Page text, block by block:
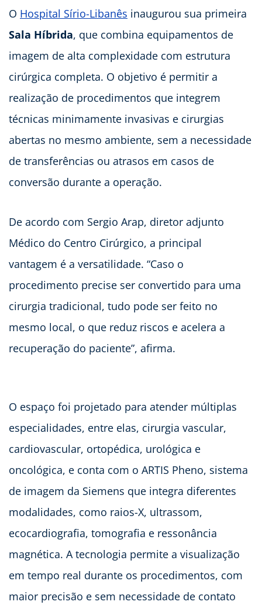
O Hospital Sírio-Libanês inaugurou sua primeira
Sala Híbrida, que combina equipamentos de
imagem de alta complexidade com estrutura
cirúrgica completa. O objetivo é permitir a
realização de procedimentos que integrem
técnicas minimamente invasivas e cirurgias
abertas no mesmo ambiente, sem a necessidade
de transferências ou atrasos em casos de
conversão durante a operação.
De acordo com Sergio Arap, diretor adjunto
Médico do Centro Cirúrgico, a principal
vantagem é a versatilidade. “Caso o
procedimento precise ser convertido para uma
cirurgia tradicional, tudo pode ser feito no
mesmo local, o que reduz riscos e acelera a
recuperação do paciente”, afirma.
O espaço foi projetado para atender múltiplas
especialidades, entre elas, cirurgia vascular,
cardiovascular, ortopédica, urológica e
oncológica, e conta com o ARTIS Pheno, sistema
de imagem da Siemens que integra diferentes
modalidades, como raios-X, ultrassom,
ecocardiografia, tomografia e ressonância
magnética. A tecnologia permite a visualização
em tempo real durante os procedimentos, com
maior precisão e sem necessidade de contato